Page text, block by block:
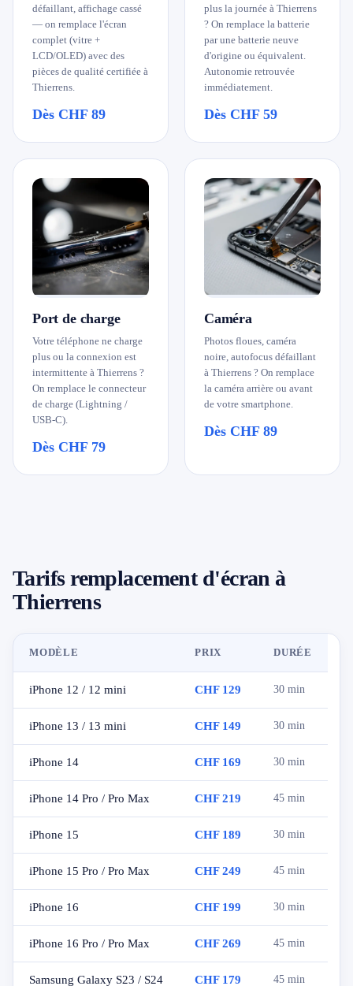
défaillant, affichage cassé
— on remplace l'écran
complet (vitre +
LCD/OLED) avec des
pièces de qualité certifiée à
Thierrens.
Dès CHF 89
plus la journée à Thierrens
? On remplace la batterie
par une batterie neuve
d'origine ou équivalent.
Autonomie retrouvée
immédiatement.
Dès CHF 59
Port de charge
Votre téléphone ne charge
plus ou la connexion est
intermittente à Thierrens ?
On remplace le connecteur
de charge (Lightning /
USB-C).
Dès CHF 79
Caméra
Photos floues, caméra
noire, autofocus défaillant
à Thierrens ? On remplace
la caméra arrière ou avant
de votre smartphone.
Dès CHF 89
Tarifs remplacement d'écran à
Thierrens
MODÈLE PRIX DURÉE
iPhone 12 / 12 mini CHF 129 30 min
iPhone 13 / 13 mini CHF 149 30 min
iPhone 14 CHF 169 30 min
iPhone 14 Pro / Pro Max CHF 219 45 min
iPhone 15 CHF 189 30 min
iPhone 15 Pro / Pro Max CHF 249 45 min
iPhone 16 CHF 199 30 min
iPhone 16 Pro / Pro Max CHF 269 45 min
Samsung Galaxy S23 / S24 CHF 179 45 min